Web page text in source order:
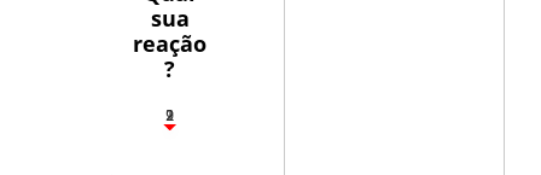
sua
reação
?
2
1
2
9